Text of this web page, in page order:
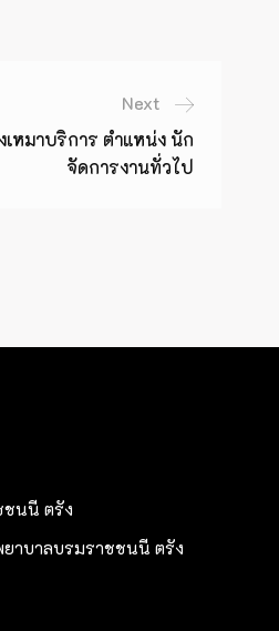
Next
หมาบริการ ตำแหน่ง นัก
จัดการงานทั่วไป
ชนนี ตรัง
าบาลบรมราชชนนี ตรัง